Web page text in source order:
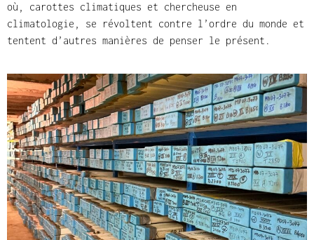
où, carottes climatiques et chercheuse en
climatologie, se révoltent contre l’ordre du monde et
tentent d’autres manières de penser le présent.